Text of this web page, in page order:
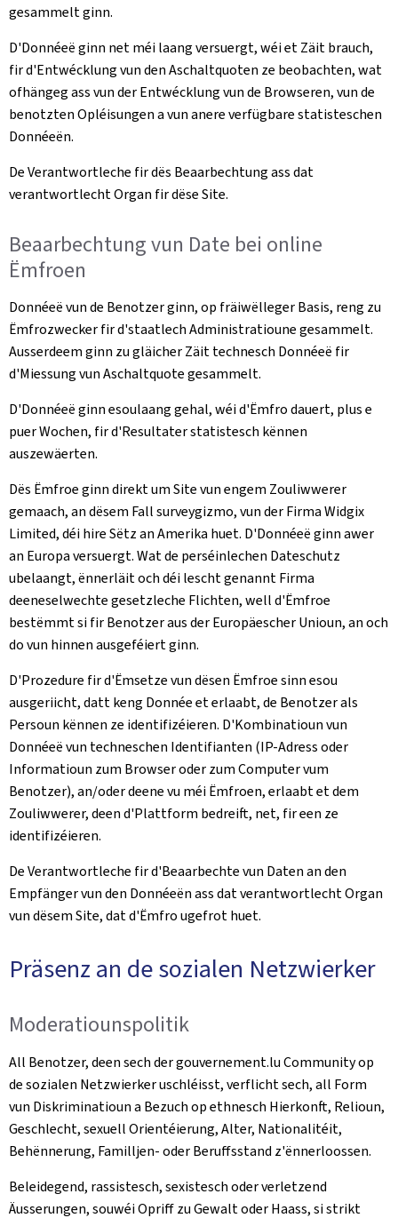
gesammelt ginn.
D'Donnéeë ginn net méi laang versuergt, wéi et Zäit brauch,
fir d'Entwécklung vun den Aschaltquoten ze beobachten, wat
ofhängeg ass vun der Entwécklung vun de Browseren, vun de
benotzten Opléisungen a vun anere verfügbare statisteschen
Donnéeën.
De Verantwortleche fir dës Beaarbechtung ass dat
verantwortlecht Organ fir dëse Site.
Beaarbechtung vun Date bei online
Ëmfroen
Donnéeë vun de Benotzer ginn, op fräiwëlleger Basis, reng zu
Ëmfrozwecker fir d'staatlech Administratioune gesammelt.
Ausserdeem ginn zu gläicher Zäit technesch Donnéeë fir
d'Miessung vun Aschaltquote gesammelt.
D'Donnéeë ginn esoulaang gehal, wéi d'Ëmfro dauert, plus e
puer Wochen, fir d'Resultater statistesch kënnen
auszewäerten.
Dës Ëmfroe ginn direkt um Site vun engem Zouliwwerer
gemaach, an dësem Fall surveygizmo, vun der Firma Widgix
Limited, déi hire Sëtz an Amerika huet. D'Donnéeë ginn awer
an Europa versuergt. Wat de perséinlechen Dateschutz
ubelaangt, ënnerläit och déi lescht genannt Firma
deeneselwechte gesetzleche Flichten, well d'Ëmfroe
bestëmmt si fir Benotzer aus der Europäescher Unioun, an och
do vun hinnen ausgeféiert ginn.
D'Prozedure fir d'Ëmsetze vun dësen Ëmfroe sinn esou
ausgeriicht, datt keng Donnée et erlaabt, de Benotzer als
Persoun kënnen ze identifizéieren. D'Kombinatioun vun
Donnéeë vun techneschen Identifianten (IP-Adress oder
Informatioun zum Browser oder zum Computer vum
Benotzer), an/oder deene vu méi Ëmfroen, erlaabt et dem
Zouliwwerer, deen d'Plattform bedreift, net, fir een ze
identifizéieren.
De Verantwortleche fir d'Beaarbechte vun Daten an den
Empfänger vun den Donnéeën ass dat verantwortlecht Organ
vun dësem Site, dat d'Ëmfro ugefrot huet.
Präsenz an de sozialen Netzwierker
Moderatiounspolitik
All Benotzer, deen sech der gouvernement.lu Community op
de sozialen Netzwierker uschléisst, verflicht sech, all Form
vun Diskriminatioun a Bezuch op ethnesch Hierkonft, Relioun,
Geschlecht, sexuell Orientéierung, Alter, Nationalitéit,
Behënnerung, Familljen- oder Beruffsstand z'ënnerloossen.
Beleidegend, rassistesch, sexistesch oder verletzend
Äusserungen, souwéi Opriff zu Gewalt oder Haass, si strikt